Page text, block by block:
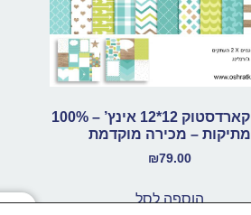
מארז קארדסטוק 12*12 אינץ’ – 100%
מתיקות – מכירה מוקדמת
₪79.00
הוספה לסל